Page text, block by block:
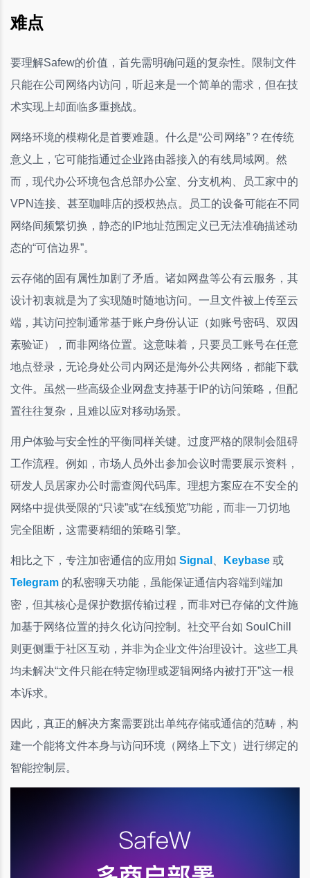
难点
要理解Safew的价值，首先需明确问题的复杂性。限制文件
只能在公司网络内访问，听起来是一个简单的需求，但在技
术实现上却面临多重挑战。
网络环境的模糊化是首要难题。什么是“公司网络”？在传统
意义上，它可能指通过企业路由器接入的有线局域网。然
而，现代办公环境包含总部办公室、分支机构、员工家中的
VPN连接、甚至咖啡店的授权热点。员工的设备可能在不同
网络间频繁切换，静态的IP地址范围定义已无法准确描述动
态的“可信边界”。
云存储的固有属性加剧了矛盾。诸如网盘等公有云服务，其
设计初衷就是为了实现随时随地访问。一旦文件被上传至云
端，其访问控制通常基于账户身份认证（如账号密码、双因
素验证），而非网络位置。这意味着，只要员工账号在任意
地点登录，无论身处公司内网还是海外公共网络，都能下载
文件。虽然一些高级企业网盘支持基于IP的访问策略，但配
置往往复杂，且难以应对移动场景。
用户体验与安全性的平衡同样关键。过度严格的限制会阻碍
工作流程。例如，市场人员外出参加会议时需要展示资料，
研发人员居家办公时需查阅代码库。理想方案应在不安全的
网络中提供受限的“只读”或“在线预览”功能，而非一刀切地
完全阻断，这需要精细的策略引擎。
相比之下，专注加密通信的应用如 Signal Keybase 或
Telegram 的私密聊天功能，虽能保证通信内容端到端加
密，但其核心是保护数据传输过程，而非对已存储的文件施
加基于网络位置的持久化访问控制。社交平台如 SoulChill
则更侧重于社区互动，并非为企业文件治理设计。这些工具
均未解决“文件只能在特定物理或逻辑网络内被打开”这一根
本诉求。
因此，真正的解决方案需要跳出单纯存储或通信的范畴，构
建一个能将文件本身与访问环境（网络上下文）进行绑定的
智能控制层。